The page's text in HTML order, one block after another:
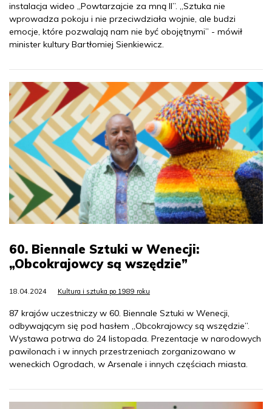
instalacja wideo „Powtarzajcie za mną II”. „Sztuka nie
wprowadza pokoju i nie przeciwdziała wojnie, ale budzi
emocje, które pozwalają nam nie być obojętnymi” - mówił
minister kultury Bartłomiej Sienkiewicz.
60. Biennale Sztuki w Wenecji:
„Obcokrajowcy są wszędzie”
18.04.2024 Kultura i sztuka po 1989 roku
87 krajów uczestniczy w 60. Biennale Sztuki w Wenecji,
odbywającym się pod hasłem „Obcokrajowcy są wszędzie”.
Wystawa potrwa do 24 listopada. Prezentacje w narodowych
pawilonach i w innych przestrzeniach zorganizowano w
weneckich Ogrodach, w Arsenale i innych częściach miasta.